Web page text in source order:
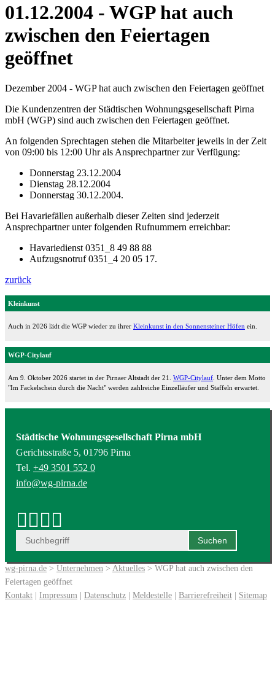
01.12.2004 - WGP hat auch
zwischen den Feiertagen
geöffnet
Dezember 2004 - WGP hat auch zwischen den Feiertagen geöffnet
Die Kundenzentren der Städtischen Wohnungsgesellschaft Pirna
mbH (WGP) sind auch zwischen den Feiertagen geöffnet.
An folgenden Sprechtagen stehen die Mitarbeiter jeweils in der Zeit
von 09:00 bis 12:00 Uhr als Ansprechpartner zur Verfügung:
Donnerstag 23.12.2004
Dienstag 28.12.2004
Donnerstag 30.12.2004.
Bei Havariefällen außerhalb dieser Zeiten sind jederzeit
Ansprechpartner unter folgenden Rufnummern erreichbar:
Havariedienst 0351_8 49 88 88
Aufzugsnotruf 0351_4 20 05 17.
zurück
Kleinkunst
Auch in 2026 lädt die WGP wieder zu ihrer Kleinkunst in den Sonnensteiner Höfen ein.
WGP-Citylauf
Am 9. Oktober 2026 startet in der Pirnaer Altstadt der 21. WGP-Citylauf . Unter dem Motto
"Im Fackelschein durch die Nacht" werden zahlreiche Einzelläufer und Staffeln erwartet.
Städtische Wohnungsgesellschaft Pirna mbH
Gerichtsstraße 5, 01796 Pirna
Tel. +49 3501 552 0
info@wg-pirna.de
wg-pirna.de > Unternehmen > Aktuelles > WGP hat auch zwischen den
Feiertagen geöffnet
Kontakt | Impressum | Datenschutz | Meldestelle | Barrierefreiheit | Sitemap